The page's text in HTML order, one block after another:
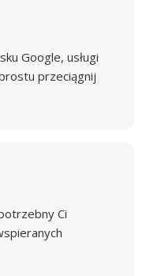
Google, usługi
przeciągnij
Ci